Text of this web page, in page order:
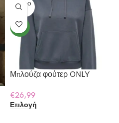
SOLD O
UT
NEW
Μπλούζα φούτερ ONLY
€26,99
Επιλογή